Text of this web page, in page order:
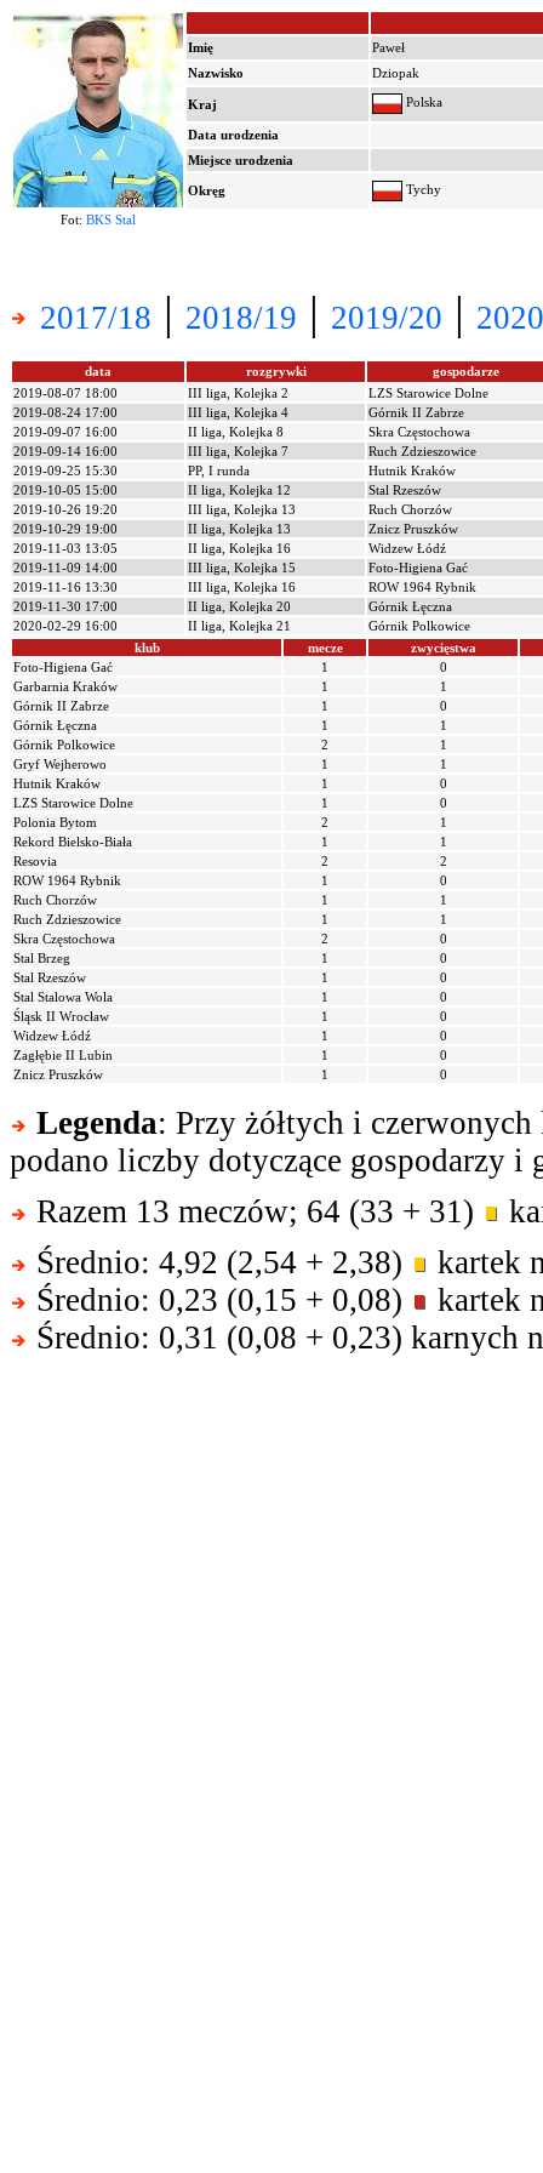
Imię
Paweł
Nazwisko
Dziopak
Kraj Polska
Data urodzenia
Miejsce urodzenia
Okręg Tychy
Fot: BKS Stal
2017/18 | 2018/19 | 2019/20 |
data rozgrywki
gospodarze
2019-08-07 18:00
III liga, Kolejka 2
LZS Starowice Dolne
2019-08-24 17:00
III liga, Kolejka 4
Górnik II Zabrze
2019-09-07 16:00
II liga, Kolejka 8
Skra Częstochowa
2019-09-14 16:00
III liga, Kolejka 7
Ruch Zdzieszowice
2019-09-25 15:30
PP, I runda
Hutnik Kraków
2019-10-05 15:00
II liga, Kolejka 12
Stal Rzeszów
2019-10-26 19:20
III liga, Kolejka 13
Ruch Chorzów
2019-10-29 19:00
II liga, Kolejka 13
Znicz Pruszków
2019-11-03 13:05
II liga, Kolejka 16
Widzew Łódź
2019-11-09 14:00
III liga, Kolejka 15
Foto-Higiena Gać
2019-11-16 13:30
III liga, Kolejka 16
ROW 1964 Rybnik
2019-11-30 17:00
II liga, Kolejka 20
Górnik Łęczna
2020-02-29 16:00
II liga, Kolejka 21
Górnik Polkowice
klub
mecze
zwycięstwa
Foto-Higiena Gać
1
0
Garbarnia Kraków
1
1
Górnik II Zabrze
1
0
Górnik Łęczna
1
1
Górnik Polkowice
2
1
Gryf Wejherowo
1
1
Hutnik Kraków
1
0
LZS Starowice Dolne
1
0
Polonia Bytom
2
1
Rekord Bielsko-Biała
1
1
Resovia
2
2
ROW 1964 Rybnik
1
0
Ruch Chorzów
1
1
Ruch Zdzieszowice
1
1
Skra Częstochowa
2
0
Stal Brzeg
1
0
Stal Rzeszów
1
0
Stal Stalowa Wola
1
0
Śląsk II Wrocław
1
0
Widzew Łódź
1
0
Zagłębie II Lubin
1
0
Znicz Pruszków
1 0
Legenda: Przy żółtych i
podano liczby dotyczące gospodarzy i
Razem 13 meczów; 64 (33 + 31)
Średnio: 4,92 (2,54 + 2,38)
kartek
Średnio: 0,23 (0,15 + 0,08)
kartek
Średnio: 0,31 (0,08 + 0,23) karnych